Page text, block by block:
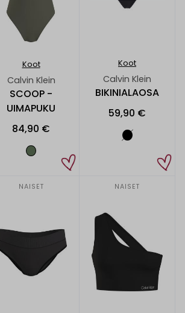
Koot
Calvin Klein
SCOOP -
UIMAPUKU
84,90 €
Koot
Calvin Klein
BIKINIALAOSA
59,90 €
NAISET NAISET